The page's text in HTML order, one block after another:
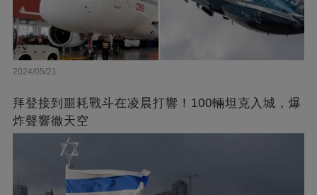
2024/05/21
拜登接到噩耗戰斗在凌晨打響！100輛坦克入城，爆
炸聲響徹天空